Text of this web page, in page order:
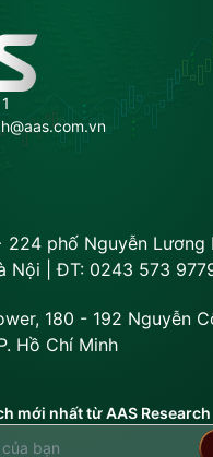
phố Nguyễn Lương
Nội | ĐT: 0243 573
180 - 192 Nguyễn
Hồ Chí Minh
mới nhất từ AAS Research